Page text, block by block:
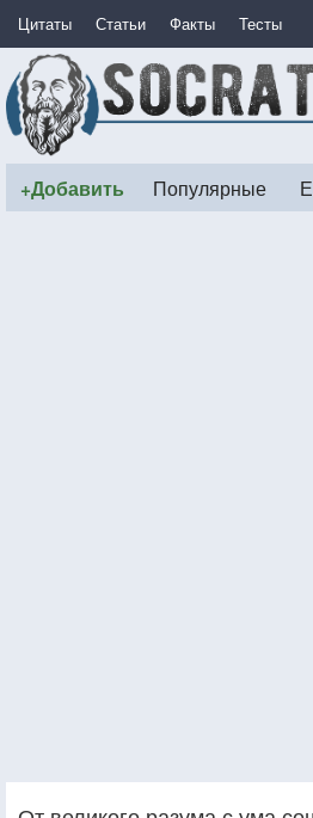
Цитаты Статьи Факты Тесты
+Добавить Популярные